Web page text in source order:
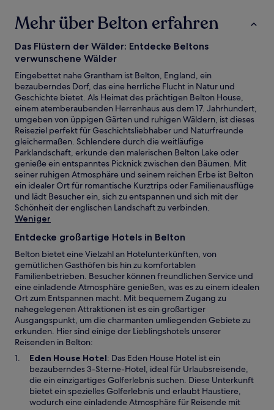
Mehr über Belton erfahren
Das Flüstern der Wälder: Entdecke Beltons
verwunschene Wälder
Eingebettet nahe Grantham ist Belton, England, ein
bezauberndes Dorf, das eine herrliche Flucht in Natur und
Geschichte bietet. Als Heimat des prächtigen Belton House,
einem atemberaubenden Herrenhaus aus dem 17. Jahrhundert,
umgeben von üppigen Gärten und ruhigen Wäldern, ist dieses
Reiseziel perfekt für Geschichtsliebhaber und Naturfreunde
gleichermaßen. Schlendere durch die weitläufige
Parklandschaft, erkunde den malerischen Belton Lake oder
genieße ein entspanntes Picknick zwischen den Bäumen. Mit
seiner ruhigen Atmosphäre und seinem reichen Erbe ist Belton
ein idealer Ort für romantische Kurztrips oder Familienausflüge
und lädt Besucher ein, sich zu entspannen und sich mit der
Schönheit der englischen Landschaft zu verbinden.
Weniger
Entdecke großartige Hotels in Belton
Belton bietet eine Vielzahl an Hotelunterkünften, von
gemütlichen Gasthöfen bis hin zu komfortablen
Familienbetrieben. Besucher können freundlichen Service und
eine einladende Atmosphäre genießen, was es zu einem idealen
Ort zum Entspannen macht. Mit bequemem Zugang zu
nahegelegenen Attraktionen ist es ein großartiger
Ausgangspunkt, um die charmanten umliegenden Gebiete zu
erkunden. Hier sind einige der Lieblingshotels unserer
Reisenden in Belton:
Eden House HotelW
i
r
d
i
: Das Eden House Hotel ist ein
bezauberndes 3-Sterne-Hotel, ideal für Urlaubsreisende,
die ein einzigartiges Golferlebnis suchen. Diese Unterkunft
bietet ein spezielles Golferlebnis und erlaubt Haustiere,
wodurch eine einladende Atmosphäre für Reisende mit